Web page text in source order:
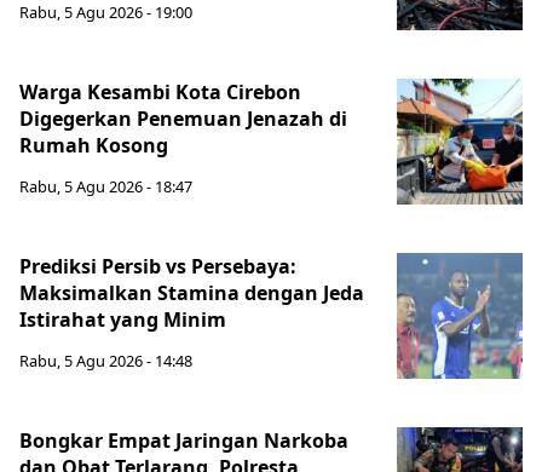
Rabu, 5 Agu 2026 - 19:00
Warga Kesambi Kota Cirebon
Digegerkan Penemuan Jenazah di
Rumah Kosong
Rabu, 5 Agu 2026 - 18:47
Prediksi Persib vs Persebaya:
Maksimalkan Stamina dengan Jeda
Istirahat yang Minim
Rabu, 5 Agu 2026 - 14:48
Bongkar Empat Jaringan Narkoba